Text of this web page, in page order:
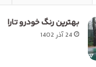
بهترین رنگ خودرو تارا
24 آذر 1402